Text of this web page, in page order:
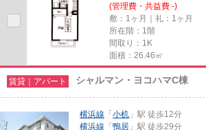
(管理費・共益費 -)
敷：1ヶ月｜礼：1ヶ月
所在階：1階
間取り：1K
面積：26.46㎡
賃貸｜アパート シャルマン・ヨコハマC棟
横浜線 「 小机 」駅 徒歩12分
横浜線 「 鴨居 」駅 徒歩29分